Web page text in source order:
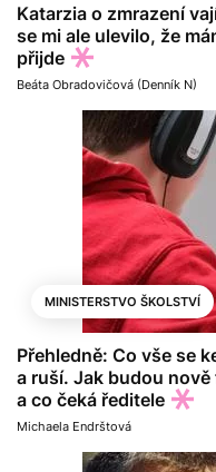
Katarzia o zmrazení
se mi ale ulevilo, že
přijde
Beáta Obradovičová (Denník N)
MINISTERSTVO ŠKOLSTVÍ
Přehledně: Co vše se
a ruší. Jak budou
a co čeká ředitele
Michaela Endrštová